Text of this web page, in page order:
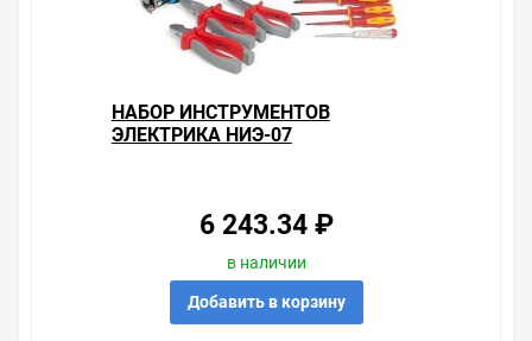
прайсом в других магазинах, и вы поймете, что у нас
оптимальное соотношение цены, качества и
ассортимента. Перечень товаров, которые мы
продаем, насчитывает десятки тысяч позиций. На
повышенным спросом, так и то, что в других
магазинах купить сложно. Ассортимент – это то, чему
же цена - 8 264.40 ₽ может быть для Вас и ниже так
как у нас действуют хорошие скидки для оптовых
Мы предлагаем большой выбор товаров из категории
Наборы инструмента для электромонтажа
НАБОР ИНСТРУМЕНТОВ
ЭЛЕКТРИКА НИЭ-07
6 243.34 ₽
в наличии
Добавить в корзину